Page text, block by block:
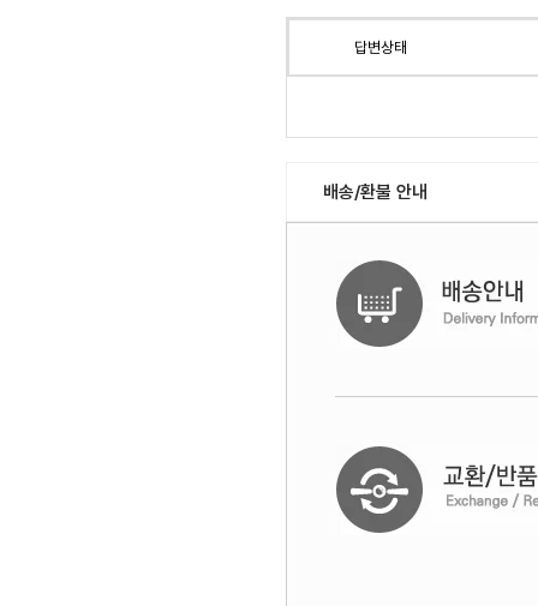
답변상태
배송/환불 안내